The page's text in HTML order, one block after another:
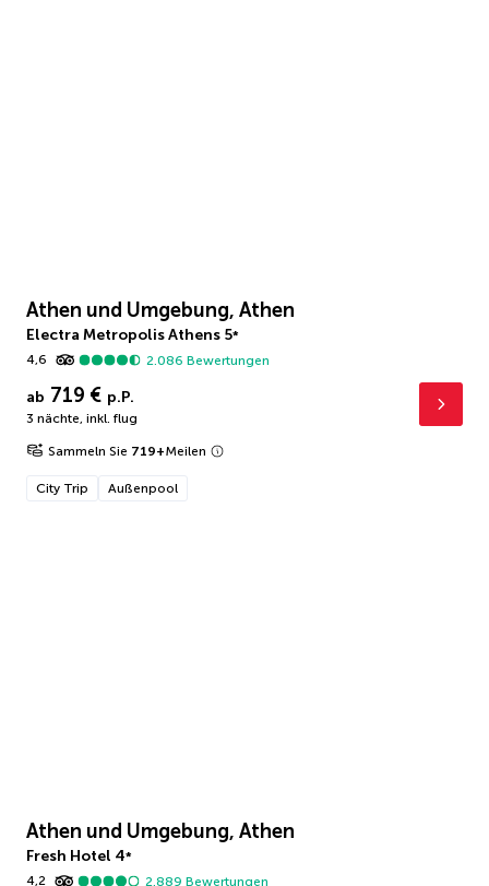
Athen und Umgebung, Athen
Electra Metropolis Athens 5*
4,6
2.086 Bewertungen
ab 719 € p.P.
3 nächte, inkl. flug
Sammeln Sie 719+Meilen
City Trip Außenpool
Athen und Umgebung, Athen
Fresh Hotel 4*
4,2
2.889 Bewertungen